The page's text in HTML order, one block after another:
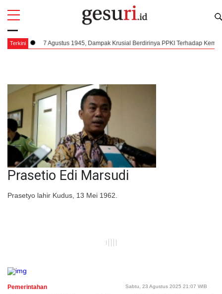
TerkiniDampak Krusial Berdirinya PPKI Terhadap Kemerdekaan Indonesia
Prasetio Edi Marsudi
Prasetyo lahir Kudus, 13 Mei 1962.
All
Pemerintahan Sabtu, 23 Agustus 2025 21:07 WIB